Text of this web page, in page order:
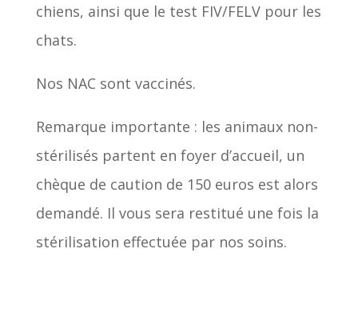
chiens, ainsi que le test FIV/FELV pour les
chats.
Nos NAC sont vaccinés.
Remarque importante : les animaux non-
stérilisés partent en foyer d’accueil, un
chèque de caution de 150 euros est alors
demandé. Il vous sera restitué une fois la
stérilisation effectuée par nos soins.